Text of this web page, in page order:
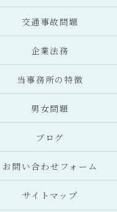
交通事故問題
企業法務
当事務所の特徴
男女問題
ブログ
お問い合わせフォーム
サイトマップ